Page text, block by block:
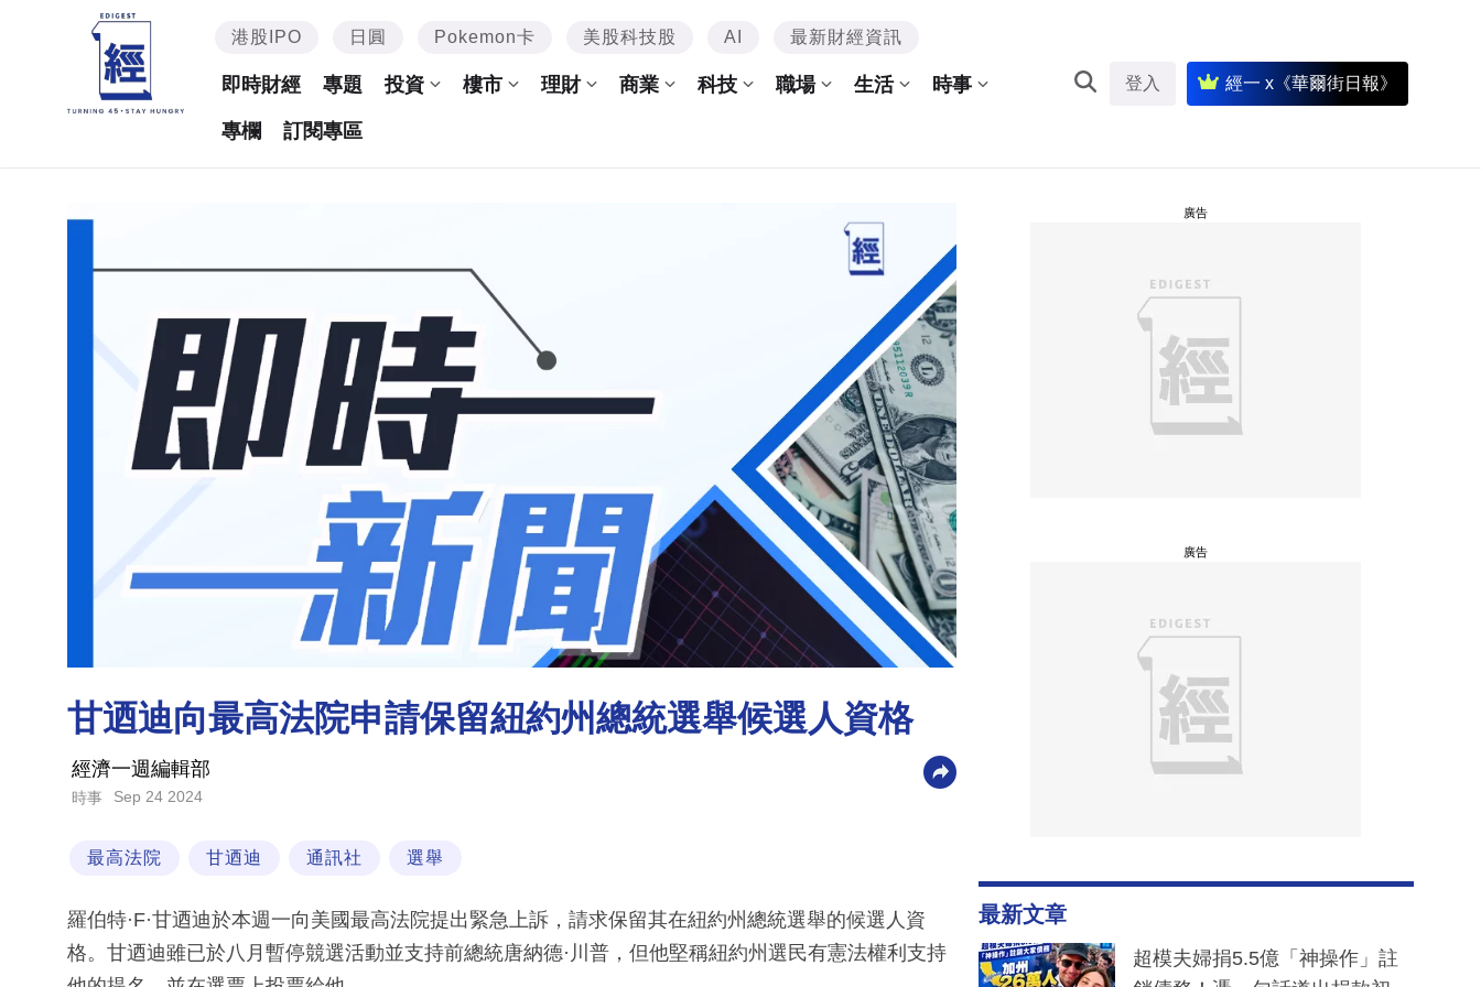
港股IPO 日圓 Pokemon卡 美股科技股 AI 最新財經資訊
即時財經 專題 投資 樓市 理財 商業 科技 職場 生活 時事
專欄 訂閱專區
登入 經一 x《華爾街日報》
甘迺迪向最高法院申請保留紐約州總統選舉候選人資格
經濟一週編輯部
時事 Sep 24 2024
最高法院 甘迺迪 通訊社 選舉
羅伯特·F·甘迺迪於本週一向美國最高法院提出緊急上訴，請求保留其在紐約州總統選舉的候選人資
格。甘迺迪雖已於八月暫停競選活動並支持前總統唐納德·川普，但他堅稱紐約州選民有憲法權利支持
廣告
廣告
最新文章
超模夫婦捐5.5億「神操作」註